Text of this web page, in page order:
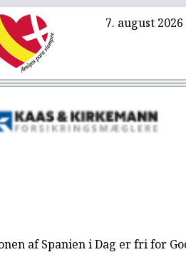
7. august 2026
af Spanien i Dag er fri for